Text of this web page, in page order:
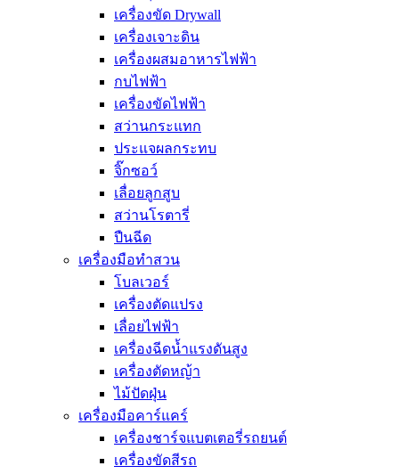
เครื่องขัด Drywall
เครื่องเจาะดิน
เครื่องผสมอาหารไฟฟ้า
กบไฟฟ้า
เครื่องขัดไฟฟ้า
สว่านกระแทก
ประแจผลกระทบ
จิ๊กซอว์
เลื่อยลูกสูบ
สว่านโรตารี่
ปืนฉีด
เครื่องมือทำสวน
โบลเวอร์
เครื่องตัดแปรง
เลื่อยไฟฟ้า
เครื่องฉีดน้ำแรงดันสูง
เครื่องตัดหญ้า
ไม้ปัดฝุ่น
เครื่องมือคาร์แคร์
เครื่องชาร์จแบตเตอรี่รถยนต์
เครื่องขัดสีรถ